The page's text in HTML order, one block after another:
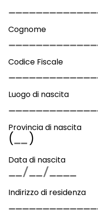
Cognome
Codice Fiscale
Luogo di nascita
Provincia di nascita
( )
Data di nascita
Indirizzo di residenza